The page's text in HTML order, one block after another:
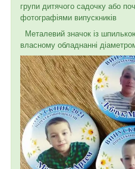
групи дитячого садочку або
фотографіями випускників
Металевий значок із
власному обладнанні